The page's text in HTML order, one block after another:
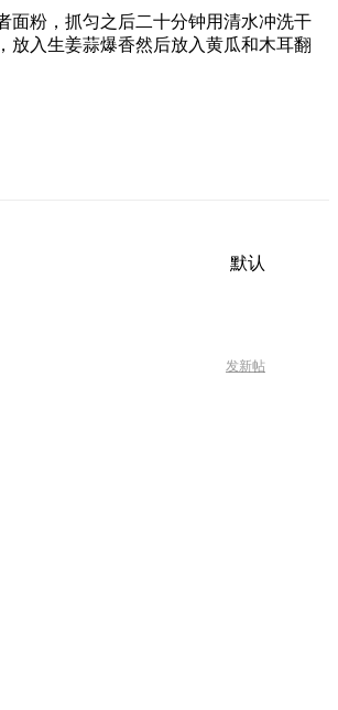
面粉，抓匀之后二十分钟用清水冲洗干
放入生姜蒜爆香然后放入黄瓜和木耳翻
默认
发新帖